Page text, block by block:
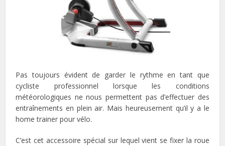
Pas toujours évident de garder le rythme en tant que
cycliste professionnel lorsque les conditions
météorologiques ne nous permettent pas d’effectuer des
entraînements en plein air. Mais heureusement qu’il y a le
home trainer pour vélo.
C’est cet accessoire spécial sur lequel vient se fixer la roue